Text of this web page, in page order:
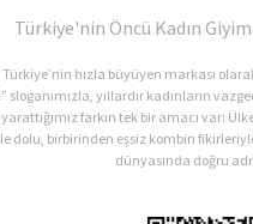
Türkiye'nin Öncü Kadın Giyim
Türkiye’nin hızla büyüyen markası
yıllardır kadınların
farkın tek bir amacı
dolu, birbirinden eşsiz kombin
dünyasında doğru